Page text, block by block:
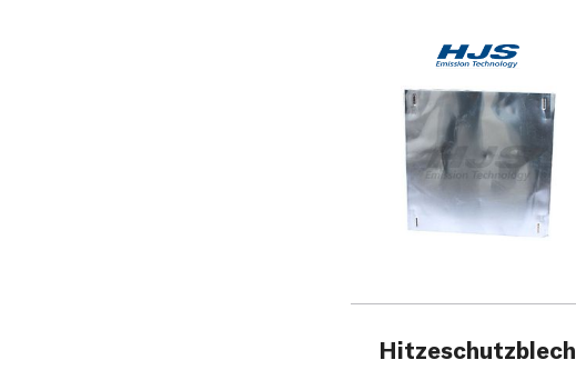
Hitzeschutzblech